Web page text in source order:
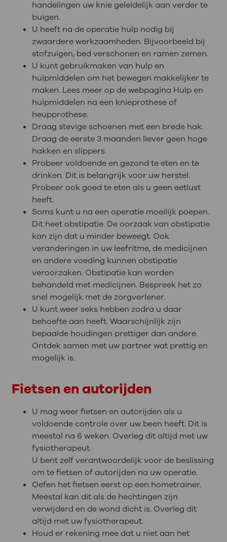
handelingen uw knie geleidelijk aan verder te
buigen.
U heeft na de operatie hulp nodig bij
zwaardere werkzaamheden. Bijvoorbeeld bij
stofzuigen, bed verschonen en ramen zemen.
U kunt gebruikmaken van hulp en
hulpmiddelen om het bewegen makkelijker te
maken. Lees meer op de webpagina Hulp en
hulpmiddelen na een knieprothese of
heupprothese.
Draag stevige schoenen met een brede hak.
Draag de eerste 3 maanden liever geen hoge
hakken en slippers.
Probeer voldoende en gezond te eten en te
drinken. Dit is belangrijk voor uw herstel.
Probeer ook goed te eten als u geen eetlust
heeft.
Soms kunt u na een operatie moeilijk poepen.
Dit heet obstipatie. De oorzaak van obstipatie
kan zijn dat u minder beweegt. Ook
veranderingen in uw leefritme, de medicijnen
en andere voeding kunnen obstipatie
veroorzaken. Obstipatie kan worden
behandeld met medicijnen. Bespreek het zo
snel mogelijk met de zorgverlener.
U kunt weer seks hebben zodra u daar
behoefte aan heeft. Waarschijnlijk zijn
bepaalde houdingen prettiger dan andere.
Ontdek samen met uw partner wat prettig en
mogelijk is.
Fietsen en autorijden
U mag weer fietsen en autorijden als u
voldoende controle over uw been heeft. Dit is
meestal na 6 weken. Overleg dit altijd met uw
fysiotherapeut.
U bent zelf verantwoordelijk voor de beslissing
om te fietsen of autorijden na uw operatie.
Oefen het fietsen eerst op een hometrainer.
Meestal kan dit als de hechtingen zijn
verwijderd en de wond dicht is. Overleg dit
altijd met uw fysiotherapeut.
Houd er rekening mee dat u niet aan het